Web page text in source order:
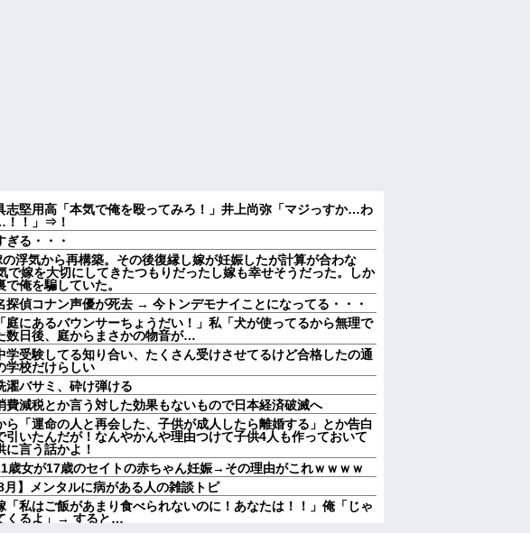
志堅用高「本気で俺を殴ってみろ！」井上尚弥「マジっすか…わ
！！」⇒！
ぎる・・・
の浮気から再構築。その後復縁し嫁が妊娠したが計算が合わな
で嫁を大切にしてきたつもりだったし嫁も幸せそうだった。しか
で俺を騙していた。
探偵コナン声優が死去 → 今トンデモナイことになってる・・・
庭にあるバウンサーちょうだい！」私「犬が使ってるから無理で
日後、庭からまさかの物音が…
学受験してる知り合い、たくさん受けさせてるけど合格したの通
学校だけらしい
濯バサミ、砕け弾ける
費減税とか言う対した効果もないもので日本経済破滅へ
ら「運命の人と再会した、子供が成人したら離婚する」とか告白
引いたんだが！なんやかんや理由つけて子供4人も作っておいて
に言う話かよ！
歳女が17歳のセイトの赤ちゃん妊娠→その理由がこれｗｗｗｗ
月】メンタルに病がある人の雑談トピ
「私はご飯があまり食べられないのに！あなたは！！」俺「じゃ
くるよ」→ すると…